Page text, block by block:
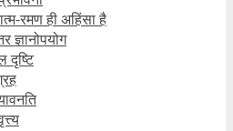
रमण ही अहिंसा है
ज्ञानोपयोग
दृष्टि